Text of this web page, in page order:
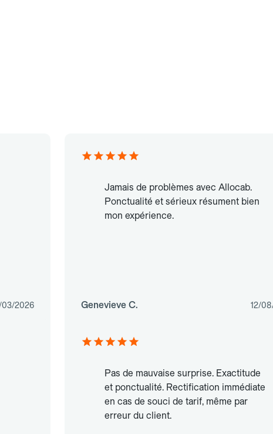
03/2026
Jamais de problèmes avec Allocab.
Ponctualité et sérieux résument bien
mon expérience.
Genevieve C. 12/
Pas de mauvaise surprise. Exactitude
et ponctualité. Rectification immédiate
en cas de souci de tarif, même par
erreur du client.